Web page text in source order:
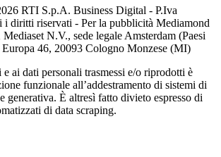
RTI S.p.A. Business Digital - P.Iva
i diritti riservati - Per la pubblicità Mediamond
N.V., sede legale Amsterdam (Paesi
46, 20093 Cologno Monzese (MI)
ai dati personali trasmessi e/o riprodotti è
funzionale all’addestramento di sistemi di
generativa. È altresì fatto divieto espresso di
di data scraping.